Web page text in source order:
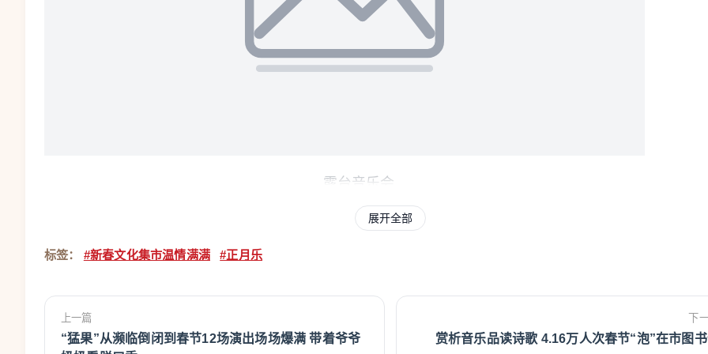
露台音乐会
温州网讯 春节期间，前来温州市文化馆观看展览及参加各类线下活动的市民近1.3万人
次，其中，农历正月初五当天，“正月乐”新春文化集市现场热闹非凡，吸引了2000余名市民与
达6.2万余次。
透着浓浓的“福气”与“温暖”
展开全部
标签： #新春文化集市温情满满 #正月乐
上一篇
“猛果”从濒临倒闭到春节12场演出场场爆满 带着爷爷
下
赏析音乐品读诗歌 4.16万人次春节“泡”在市图